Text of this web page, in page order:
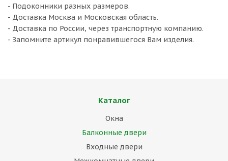
- Подоконники разных размеров.
- Доставка Москва и Московская область.
- Доставка по России, через транспортную компанию.
- Запомните артикул понравившегося Вам изделия.
Каталог
Окна
Балконные двери
Входные двери